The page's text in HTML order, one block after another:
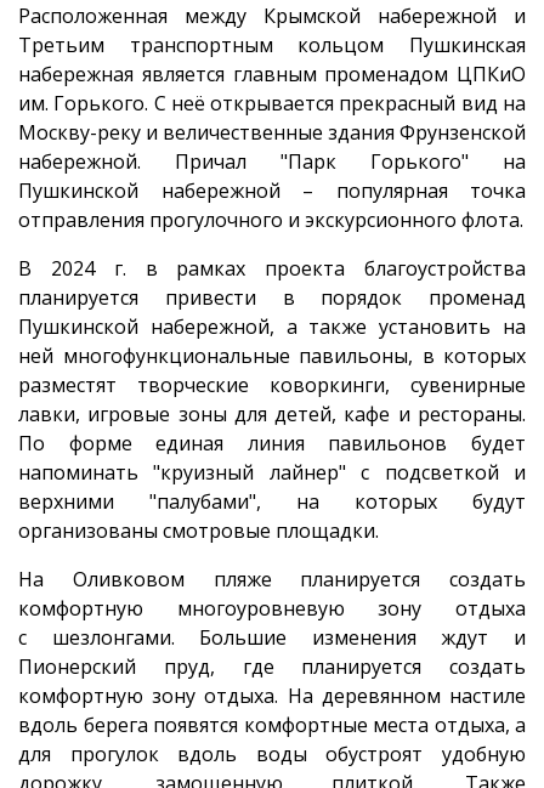
Расположенная между Крымской набережной и
Третьим транспортным кольцом Пушкинская
набережная является главным променадом ЦПКиО
им. Горького. С неё открывается прекрасный вид на
Москву-реку и величественные здания Фрунзенской
набережной. Причал "Парк Горького" на
Пушкинской набережной – популярная точка
отправления прогулочного и экскурсионного флота.
В 2024 г. в рамках проекта благоустройства
планируется привести в порядок променад
Пушкинской набережной, а также установить на
ней многофункциональные павильоны, в которых
разместят творческие коворкинги, сувенирные
лавки, игровые зоны для детей, кафе и рестораны.
По форме единая линия павильонов будет
напоминать "круизный лайнер" с подсветкой и
верхними "палубами", на которых будут
организованы смотровые площадки.
На Оливковом пляже планируется создать
комфортную многоуровневую зону отдыха
с шезлонгами. Большие изменения ждут и
Пионерский пруд, где планируется создать
комфортную зону отдыха. На деревянном настиле
вдоль берега появятся комфортные места отдыха, а
для прогулок вдоль воды обустроят удобную